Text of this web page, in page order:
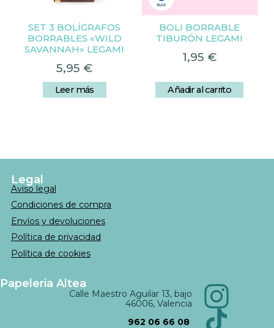
SET 3 BOLÍGRAFOS
BORRABLES «WILD
SAVANNAH» LEGAMI
5,95 €
Leer más
BOLI BORRABLE
TIBURÓN LEGAMI
1,95 €
Añadir al carrito
Legal
Aviso legal
Condiciones de compra
Envíos y devoluciones
Política de privacidad
Política de cookies
Papeleria Altea
Calle Maestro Aguilar 13, bajo
46006, Valencia
962 06 66 08